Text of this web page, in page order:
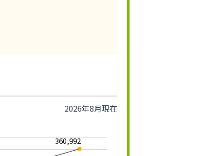
2026年8月現在
360,992